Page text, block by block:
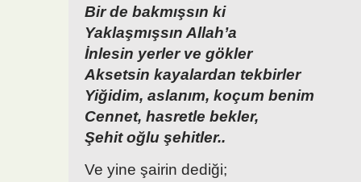
Bir de bakmışsın ki
Yaklaşmışsın Allah’a
İnlesin yerler ve gökler
Aksetsin kayalardan tekbirler
Yiğidim, aslanım, koçum benim
Cennet, hasretle bekler,
Şehit oğlu şehitler..
Ve yine şairin dediği;